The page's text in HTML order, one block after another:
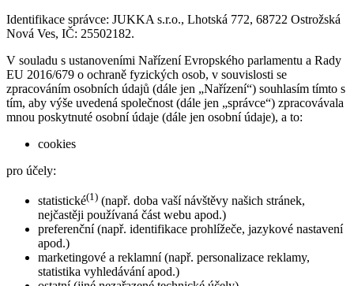
Identifikace správce: JUKKA s.r.o., Lhotská 772, 68722 Ostrožská
Nová Ves, IČ: 25502182.
V souladu s ustanoveními Nařízení Evropského parlamentu a Rady
EU 2016/679 o ochraně fyzických osob, v souvislosti se
zpracováním osobních údajů (dále jen „Nařízení“) souhlasím tímto s
tím, aby výše uvedená společnost (dále jen „správce“) zpracovávala
mnou poskytnuté osobní údaje (dále jen osobní údaje), a to:
cookies
pro účely:
statistické(1) (např. doba vaší návštěvy našich stránek,
nejčastěji používaná část webu apod.)
preferenční (např. identifikace prohlížeče, jazykové nastavení
apod.)
marketingové a reklamní (např. personalizace reklamy,
statistika vyhledávání apod.)